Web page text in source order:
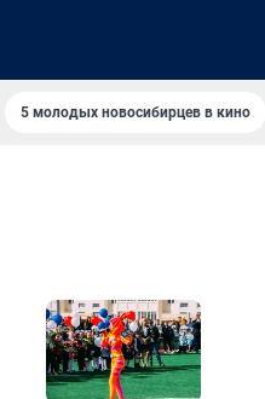
5 молодых новосибирцев в кино